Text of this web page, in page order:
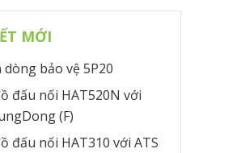
MỚI
dòng bảo vệ 5P20
đấu nối HAT520N với
(F)
đấu nối HAT310 với ATS